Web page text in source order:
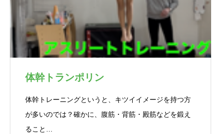
体幹トランポリン
体幹トレーニングというと、キツイイメージを持つ方
が多いのでは？確かに、腹筋・背筋・殿筋などを鍛え
ること…